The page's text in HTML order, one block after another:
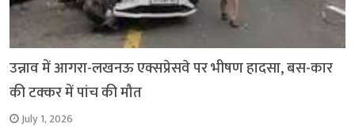
उन्नाव में आगरा-लखनऊ एक्सप्रेसवे पर भीषण हादसा, बस-कार
की टक्कर में पांच की मौत
July 1, 2026